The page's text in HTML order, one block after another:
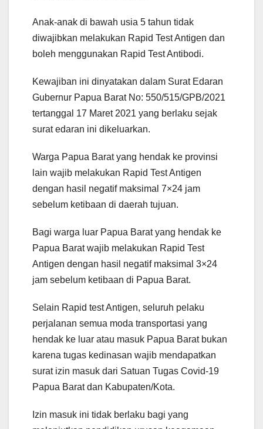
Anak-anak di bawah usia 5 tahun tidak
diwajibkan melakukan Rapid Test Antigen dan
boleh menggunakan Rapid Test Antibodi.
Kewajiban ini dinyatakan dalam Surat Edaran
Gubernur Papua Barat No: 550/515/GPB/2021
tertanggal 17 Maret 2021 yang berlaku sejak
surat edaran ini dikeluarkan.
Warga Papua Barat yang hendak ke provinsi
lain wajib melakukan Rapid Test Antigen
dengan hasil negatif maksimal 7×24 jam
sebelum ketibaan di daerah tujuan.
Bagi warga luar Papua Barat yang hendak ke
Papua Barat wajib melakukan Rapid Test
Antigen dengan hasil negatif maksimal 3×24
jam sebelum ketibaan di Papua Barat.
Selain Rapid test Antigen, seluruh pelaku
perjalanan semua moda transportasi yang
hendak ke luar atau masuk Papua Barat bukan
karena tugas kedinasan wajib mendapatkan
surat izin masuk dari Satuan Tugas Covid-19
Papua Barat dan Kabupaten/Kota.
Izin masuk ini tidak berlaku bagi yang